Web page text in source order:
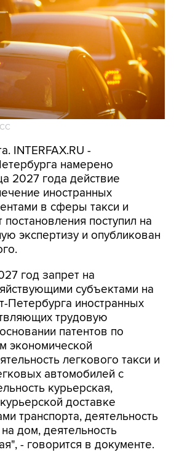
INTERFAX.RU -
намерено
2027 года действие
иностранных
в сферы такси и
поступил на
экспертизу и опубликован
год запрет на
субъектами на
Петербурга иностранных
трудовую
патентов по
экономической
легкового такси и
автомобилей с
курьерская,
доставке
транспорта, деятельность
дом, деятельность
- говорится в документе.